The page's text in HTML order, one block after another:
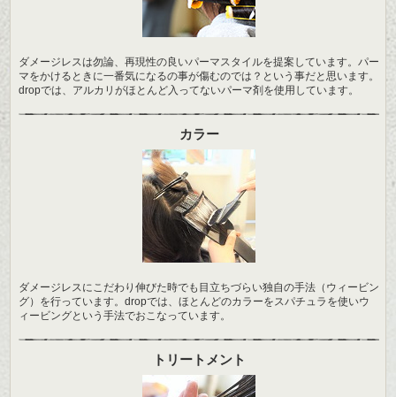
ダメージレスは勿論、再現性の良いパーマスタイルを提案しています。パー
マをかけるときに一番気になるの事が傷むのでは？という事だと思います。
dropでは、アルカリがほとんど入ってないパーマ剤を使用しています。
カラー
ダメージレスにこだわり伸びた時でも目立ちづらい独自の手法（ウィービン
グ）を行っています。dropでは、ほとんどのカラーをスパチュラを使いウ
ィービングという手法でおこなっています。
トリートメント